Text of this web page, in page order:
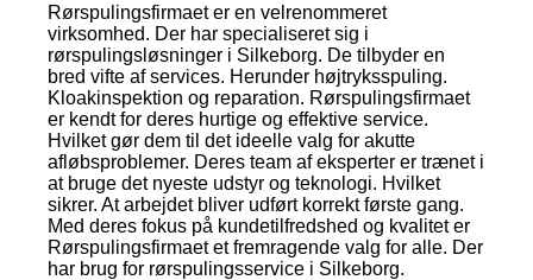
Rørspulingsfirmaet er en velrenommeret
virksomhed. Der har specialiseret sig i
rørspulingsløsninger i Silkeborg. De tilbyder en
bred vifte af services. Herunder højtryksspuling.
Kloakinspektion og reparation. Rørspulingsfirmaet
er kendt for deres hurtige og effektive service.
Hvilket gør dem til det ideelle valg for akutte
afløbsproblemer. Deres team af eksperter er trænet i
at bruge det nyeste udstyr og teknologi. Hvilket
sikrer. At arbejdet bliver udført korrekt første gang.
Med deres fokus på kundetilfredshed og kvalitet er
Rørspulingsfirmaet et fremragende valg for alle. Der
har brug for rørspulingsservice i Silkeborg.